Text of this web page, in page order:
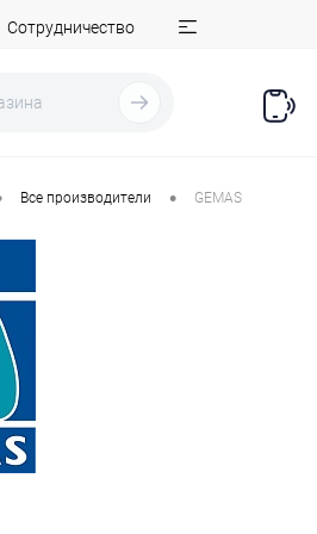
Сотрудничество
Все производители • GEMAS